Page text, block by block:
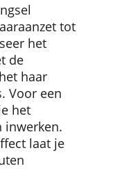
tot
het
de
haar
Voor een
het
inwerken.
laat je